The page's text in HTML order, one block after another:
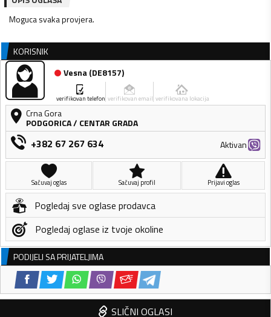
Moguca svaka provjera.
KORISNIK
Vesna(DE8157)
verifikovan telefon verifikovan email verifikovana lokacija
Crna Gora
PODGORICA/ CENTAR GRADA
+382 67 267 634 Aktivan
Sačuvaj oglas Sačuvaj profil Prijavi oglas
Pogledaj sve oglase prodavca
Pogledaj oglase iz tvoje okoline
PODIJELI SA PRIJATELJIMA
SLIČNI OGLASI